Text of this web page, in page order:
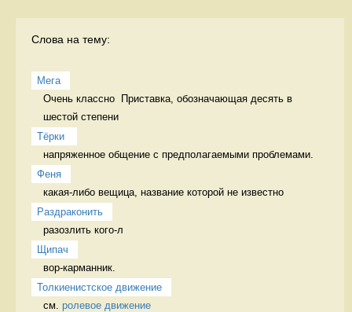
Слова на тему:
Мега
Очень классно  Приставка, обозначающая десять в
шестой степени
Тёрки
напряженное общение с предполагаемыми проблемами.
Феня
какая-либо вещица, название которой не известно
Раздраконить
разозлить кого-л
Щипач
вор-карманник.
Толкиенистское движение
см. ролевое движение